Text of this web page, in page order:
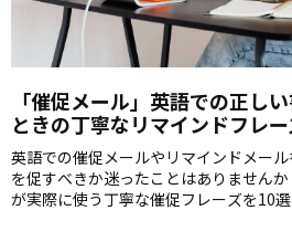
「催促メール」英語での正し
ときの丁寧なリマインドフレ
英語での催促メールやリマインドメー
を促すべきか迷ったことはありません
が実際に使う丁寧な催促フレーズを10